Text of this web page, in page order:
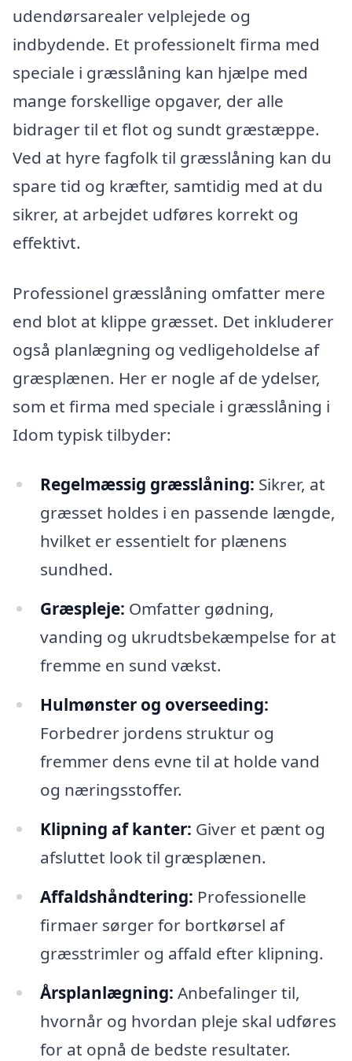
udendørsarealer velplejede og
indbydende. Et professionelt firma med
speciale i græsslåning kan hjælpe med
mange forskellige opgaver, der alle
bidrager til et flot og sundt græstæppe.
Ved at hyre fagfolk til græsslåning kan du
spare tid og kræfter, samtidig med at du
sikrer, at arbejdet udføres korrekt og
effektivt.
Professionel græsslåning omfatter mere
end blot at klippe græsset. Det inkluderer
også planlægning og vedligeholdelse af
græsplænen. Her er nogle af de ydelser,
som et firma med speciale i græsslåning i
Idom typisk tilbyder:
Regelmæssig græsslåning: Sikrer, at
græsset holdes i en passende længde,
hvilket er essentielt for plænens
sundhed.
Græspleje: Omfatter gødning,
vanding og ukrudtsbekæmpelse for at
fremme en sund vækst.
Hulmønster og overseeding:
Forbedrer jordens struktur og
fremmer dens evne til at holde vand
og næringsstoffer.
Klipning af kanter: Giver et pænt og
afsluttet look til græsplænen.
Affaldshåndtering: Professionelle
firmaer sørger for bortkørsel af
græsstrimler og affald efter klipning.
Årsplanlægning: Anbefalinger til,
hvornår og hvordan pleje skal udføres
for at opnå de bedste resultater.